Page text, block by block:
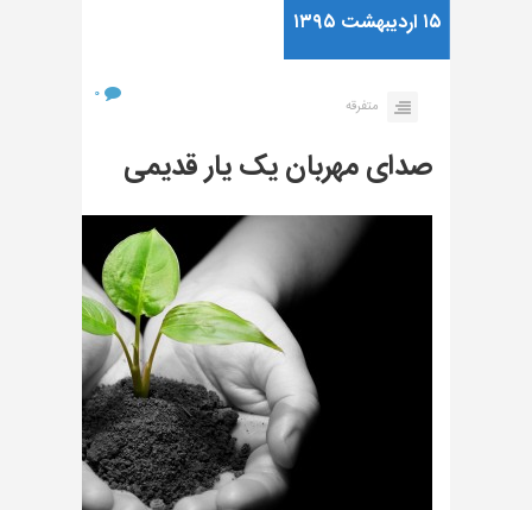
۱۵ اردیبهشت ۱۳۹۵
متفرقه
۰
صدای مهربان یک یار قدیمی